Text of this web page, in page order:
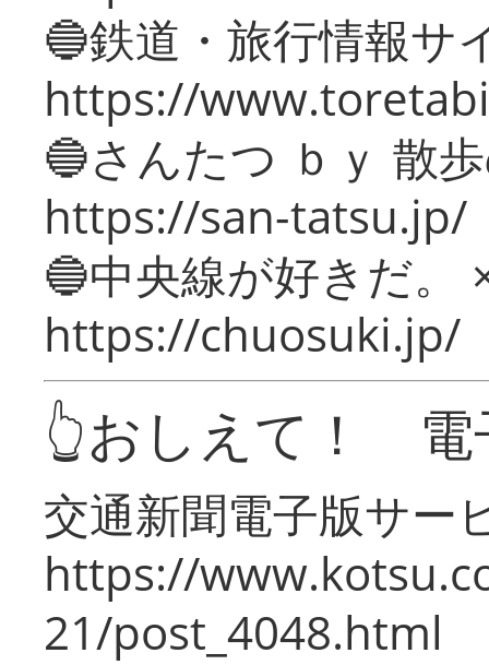
🔵鉄道・旅行情報サ
https://
🔵さんたつ ｂｙ 散
https://san-tatsu.jp/
🔵中央線が好きだ。
https://chuosuki.jp/
👆おしえて！ 電
交通新聞電子版サー
https://
21/post_4048.html